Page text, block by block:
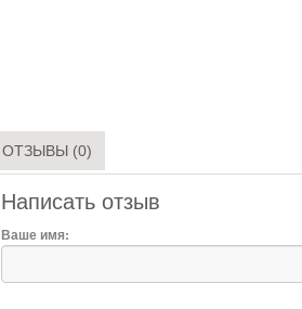
ОТЗЫВЫ (0)
Написать отзыв
Ваше имя: